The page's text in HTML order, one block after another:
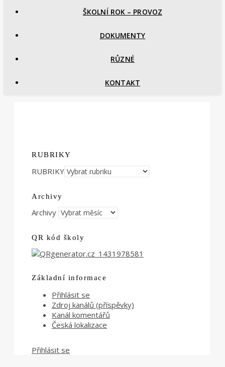
ŠKOLNÍ ROK – PROVOZ
DOKUMENTY
RŮZNÉ
KONTAKT
RUBRIKY
RUBRIKY
Archivy
Archivy
QR kód školy
Základní informace
Přihlásit se
Zdroj kanálů (příspěvky)
Kanál komentářů
Česká lokalizace
Přihlásit se